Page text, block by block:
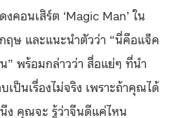
งคอนเสิร์ต ‘Magic Man’ ใน
ฤษ และแนะนำตัวว่า “นี่คือแจ็ค
” พร้อมกล่าวว่า สื่อแย่ๆ ที่นำ
เป็นเรื่องไม่จริง เพราะถ้าคุณได้
ง คุณจะ รู้ว่าจีนดีแค่ไหน